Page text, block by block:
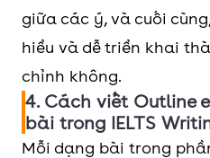
giữa các ý, và cuối
hiểu và dễ triển khai
chỉnh không.
4. Cách viết Outline
bài trong IELTS
Mỗi dạng bài trong